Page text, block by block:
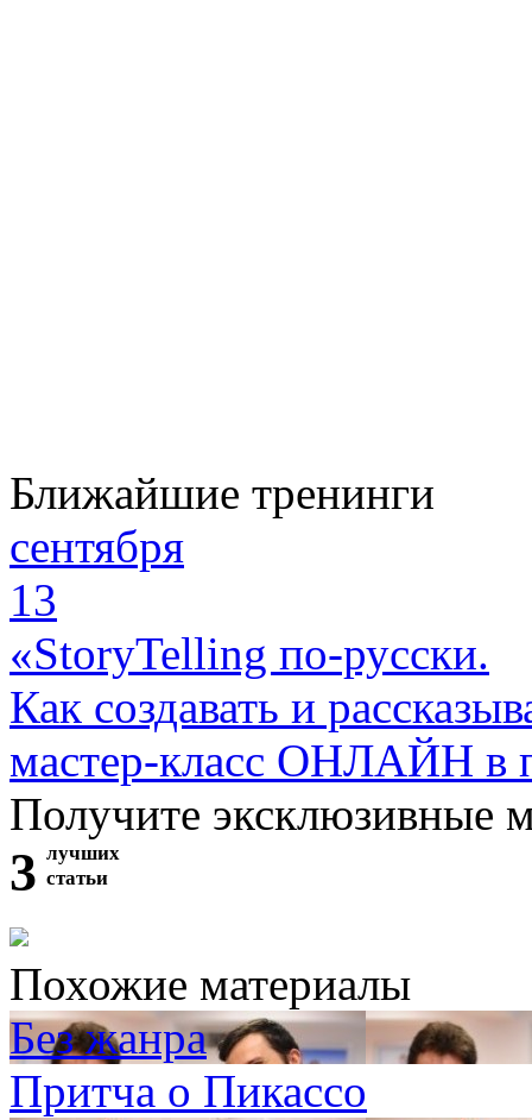
Ближайшие тренинги
сентября
13
«StoryTelling по-русски.
Как создавать и
мастер-класс ОНЛАЙН в
Получите эксклюзивные
3 лучших
статьи
Похожие материалы
Без жанра
Притча о Пикассо